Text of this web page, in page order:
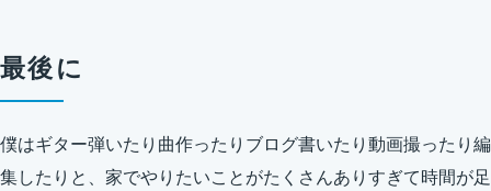
最後に
僕はギター弾いたり曲作ったりブログ書いたり動画撮ったり編
集したりと、家でやりたいことがたくさんありすぎて時間が足